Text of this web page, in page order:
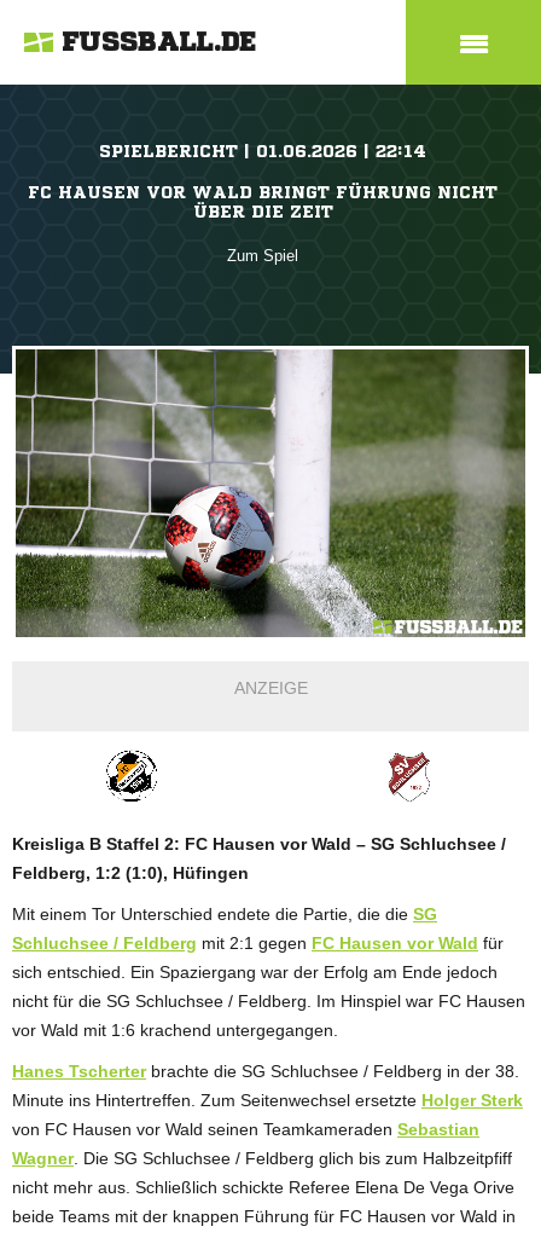
FUSSBALL.DE
SPIELBERICHT | 01.06.2026 | 22:14
FC HAUSEN VOR WALD BRINGT FÜHRUNG NICHT
ÜBER DIE ZEIT
Zum Spiel
ANZEIGE
Kreisliga B Staffel 2: FC Hausen vor Wald – SG Schluchsee /
Feldberg, 1:2 (1:0), Hüfingen
Mit einem Tor Unterschied endete die Partie, die die SG
Schluchsee / Feldberg mit 2:1 gegen FC Hausen vor Wald für
sich entschied. Ein Spaziergang war der Erfolg am Ende jedoch
nicht für die SG Schluchsee / Feldberg. Im Hinspiel war FC Hausen
vor Wald mit 1:6 krachend untergegangen.
Hanes Tscherterbrachte die SG Schluchsee / Feldberg in der 38.
Minute ins Hintertreffen. Zum Seitenwechsel ersetzte Holger Sterk
von FC Hausen vor Wald seinen Teamkameraden Sebastian
Wagner. Die SG Schluchsee / Feldberg glich bis zum Halbzeitpfiff
nicht mehr aus. Schließlich schickte Referee Elena De Vega Orive
beide Teams mit der knappen Führung für FC Hausen vor Wald in